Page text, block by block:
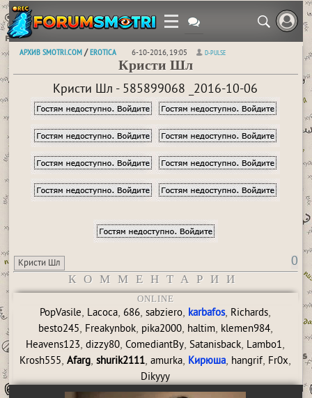
АРХИВ SMOTRI.COM /EROTICA 6-10-2016, 19:05 D-PULSE
Кристи Шл
Кристи Шл - 585899068 _2016-10-06
Кристи Шл 0
КОММЕНТАРИИ
ONLINE
PopVasile, Lacoca, 686,sabziero, karbafos, Richards,
besto245, Freakynbok, pika2000, haltim, klemen984,
Heavens123,dizzy80,ComediantBy,Satanisback, Lambo1,
Krosh555,Afarg,shurik2111,amurka, Кирюша, hangrif, Fr0x,
Dikyyy